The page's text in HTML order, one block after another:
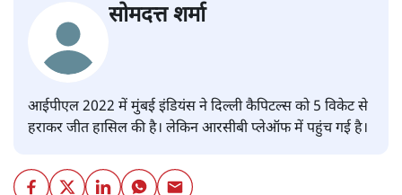
सोमदत्त शर्मा
आईपीएल 2022 में मुंबई इंडियंस ने दिल्ली कैपिटल्स को 5 विकेट से
हराकर जीत हासिल की है। लेकिन आरसीबी प्लेऑफ में पहुंच गई है।